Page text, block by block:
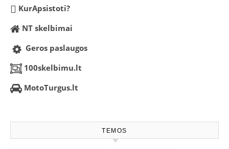
KurApsistoti?
NT skelbimai
Geros paslaugos
100skelbimu.lt
MotoTurgus.lt
TEMOS